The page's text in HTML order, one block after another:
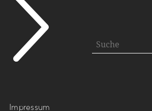
Impressum